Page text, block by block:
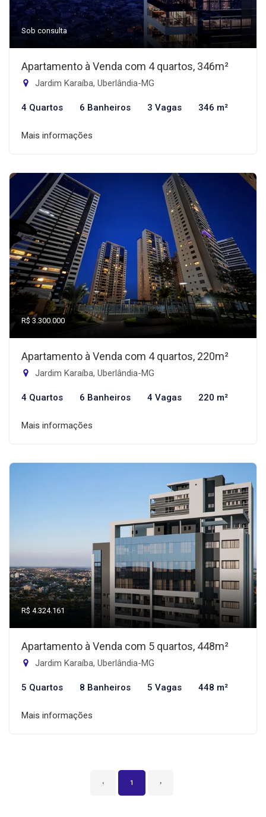
Sob consulta
Apartamento à Venda com 4 quartos, 346m²
Jardim Karaíba, Uberlândia-MG
4 Quartos 6 Banheiros 3 Vagas 346 m²
Mais informações
R$ 3.300.000
Apartamento à Venda com 4 quartos, 220m²
Jardim Karaíba, Uberlândia-MG
4 Quartos 6 Banheiros 4 Vagas 220 m²
Mais informações
R$ 4.324.161
Apartamento à Venda com 5 quartos, 448m²
Jardim Karaíba, Uberlândia-MG
5 Quartos 8 Banheiros 5 Vagas 448 m²
Mais informações
‹ 1 ›